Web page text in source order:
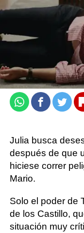
Carmen Pardo
Publicado:08 de
WhatsappFacebook
Julia busca
después de que
hiciese correr
Mario.
Solo el poder de
de los Castillo,
situación muy